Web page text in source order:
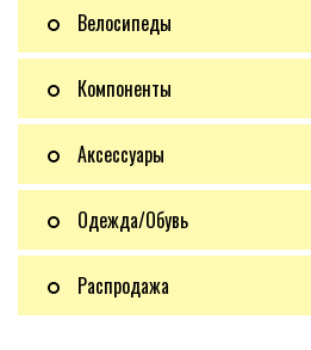
Велосипеды
Компоненты
Аксессуары
Одежда/Обувь
Распродажа